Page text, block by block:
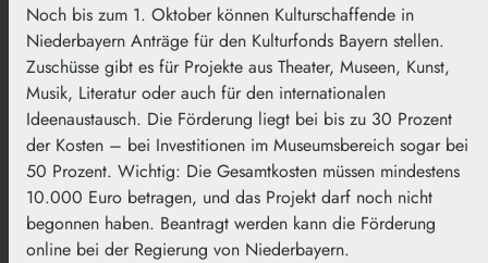
Noch bis zum 1. Oktober können Kulturschaffende in
Niederbayern Anträge für den Kulturfonds Bayern stellen.
Zuschüsse gibt es für Projekte aus Theater, Museen, Kunst,
Musik, Literatur oder auch für den internationalen
Ideenaustausch. Die Förderung liegt bei bis zu 30 Prozent
der Kosten – bei Investitionen im Museumsbereich sogar bei
50 Prozent. Wichtig: Die Gesamtkosten müssen mindestens
10.000 Euro betragen, und das Projekt darf noch nicht
begonnen haben. Beantragt werden kann die Förderung
online bei der Regierung von Niederbayern.